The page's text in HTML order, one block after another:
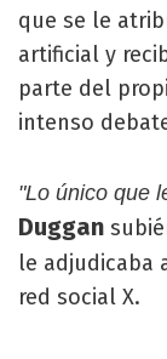
que se le
artificial y
parte del
intenso
"Lo único que
Duggan
le adjudicaba
red social X.